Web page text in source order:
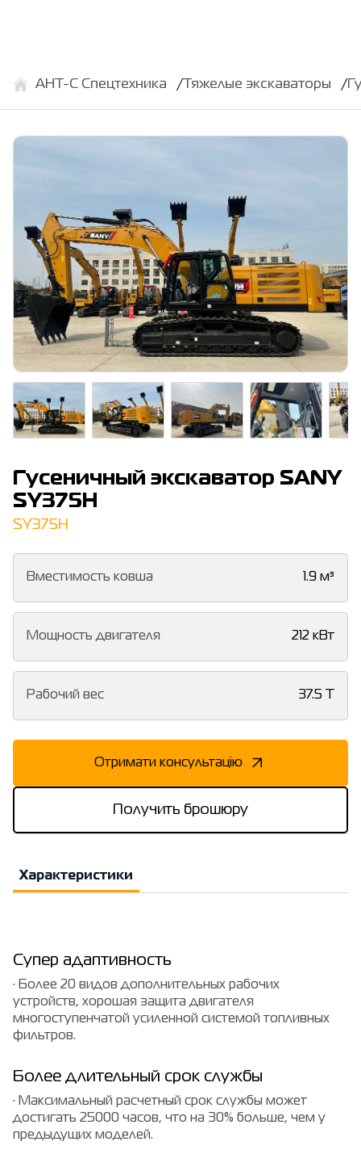
АНТ-С Спецтехника Тяжелые экскаваторы
Гусеничный экскаватор SANY
SY375H
SY375H
Вместимость ковша 1.9 м³
Мощность двигателя 212 кВт
Рабочий вес 37.5 T
Отримати консультацію
Получить брошюру
Характеристики
Супер адаптивность
· Более 20 видов дополнительных рабочих
устройств, хорошая защита двигателя
многоступенчатой усиленной системой топливных
фильтров.
Более длительный срок службы
· Максимальный расчетный срок службы может
достигать 25000 часов, что на 30% больше, чем у
предыдущих моделей.